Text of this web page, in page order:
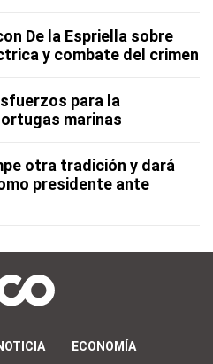
De la Espriella sobre
y combate del crimen
para la
marinas
otra tradición y dará
presidente ante
ECONOMÍA